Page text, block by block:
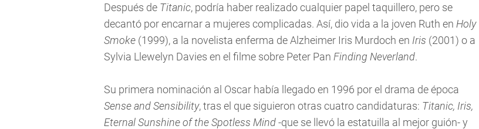
Después de Titanic, podría haber realizado cualquier papel taquillero, pero se
decantó por encarnar a mujeres complicadas. Así, dio vida a la joven Ruth en Holy
Smoke (1999), a la novelista enferma de Alzheimer Iris Murdoch en Iris (2001) o a
Sylvia Llewelyn Davies en el filme sobre Peter Pan Finding Neverland.
Su primera nominación al Oscar había llegado en 1996 por el drama de época
Sense and Sensibility, tras el que siguieron otras cuatro candidaturas: Titanic, Iris,
Eternal Sunshine of the Spotless Mind-que se llevó la estatuilla al mejor guión- y